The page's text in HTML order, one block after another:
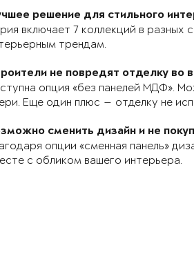
решение для стильного
включает 7 коллекций в разных
трендам.
не повредят отделку во
опция «без панелей МДФ».
Еще один плюс — отделку не
сменить дизайн и не
опции «сменная панель»
с обликом вашего интерьера.